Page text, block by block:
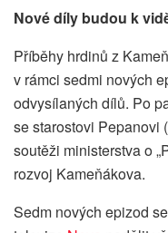
Nové díly budou k
Příběhy hrdinů z
v rámci sedmi nových
odvysílaných dílů. Po
se starostovi Pepanovi
soutěži ministerstva o
rozvoj Kameňákova.
Sedm nových epizod